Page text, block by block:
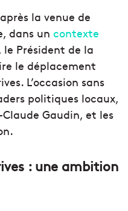
la venue de
dans un contexte
le Président de la
le déplacement
L’occasion sans
politiques locaux,
Gaudin, et les
: une ambition